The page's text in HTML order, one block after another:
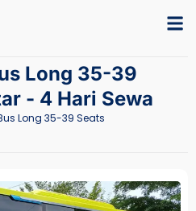
Long 35-39
- 4 Hari Sewa
Long 35-39 Seats